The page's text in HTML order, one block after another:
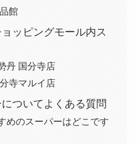
館
ッピングモール内ス
丹 国分寺店
寺マルイ店
ついてよくある質問
めのスーパーはどこです